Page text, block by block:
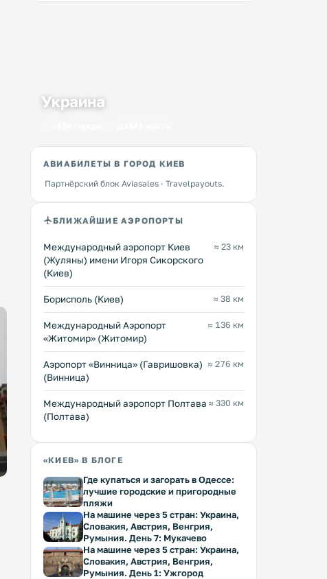
Украина
АВИАБИЛЕТЫ В ГОРОД КИЕВ
Партнёрский блок Aviasales · Travelpayouts.
БЛИЖАЙШИЕ АЭРОПОРТЫ
Международный аэропорт Киев
(Жуляны) имени Игоря Сикорского
(Киев)
≈ 23 км
Борисполь (Киев) ≈ 38 км
Международный Аэропорт
«Житомир» (Житомир)
≈ 136 км
Аэропорт «Винница» (Гавришовка)
(Винница)
≈ 276 км
Международный аэропорт Полтава
(Полтава)
≈ 330 км
«КИЕВ» В БЛОГЕ
Где купаться и загорать в Одессе:
лучшие городские и пригородные
пляжи
На машине через 5 стран: Украина,
Словакия, Австрия, Венгрия,
Румыния. День 7: Мукачево
На машине через 5 стран: Украина,
Словакия, Австрия, Венгрия,
Румыния. День 1: Ужгород